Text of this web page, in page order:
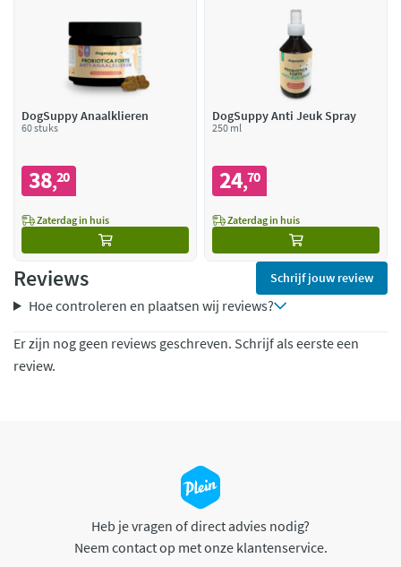
DogSuppy Anaalklieren
60 stuks
38,20
Zaterdag in huis
DogSuppy Anti Jeuk Spray
250 ml
24,70
Zaterdag in huis
Reviews Schrijf jouw review
Hoe controleren en plaatsen wij reviews?
Er zijn nog geen reviews geschreven. Schrijf als eerste een
review.
Heb je vragen of direct advies nodig?
Neem contact op met onze klantenservice.